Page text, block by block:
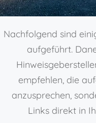
Nachfolgend sind
aufgeführt.
empfehlen, die
anzusprechen,
Links direkt in